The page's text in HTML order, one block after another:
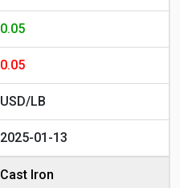
0.05
0.05
USD/LB
2025-01-13
Cast Iron